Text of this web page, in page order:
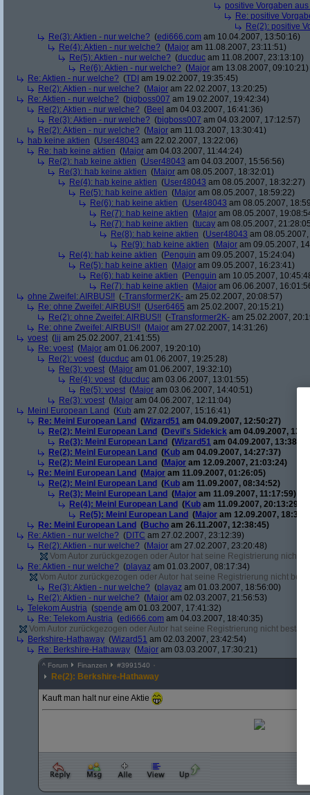
positive Vorgaben
Re: positive
Re(2): positive
Re(3): Aktien - nur welche? (edi666.com am 10.04.2007, 13:50:16)
Re(4): Aktien - nur welche? (Major am 11.08.2007, 23:11:51)
Re(5): Aktien - nur welche? (ducduc am 11.08.2007, 23:13:10)
Re(6): Aktien - nur welche? (Major am 13.08.2007, 09:10:21)
Re: Aktien - nur welche? (TDI am 19.02.2007, 19:35:45)
Re(2): Aktien - nur welche? (Major am 22.02.2007, 13:20:25)
Re: Aktien - nur welche? (bigboss007 am 19.02.2007, 19:42:34)
Re(2): Aktien - nur welche? (Beel am 04.03.2007, 16:41:36)
Re(3): Aktien - nur welche? (bigboss007 am 04.03.2007, 17:12:57)
Re(2): Aktien - nur welche? (Major am 11.03.2007, 13:30:41)
hab keine aktien (User48043 am 22.02.2007, 13:22:06)
Re: hab keine aktien (Major am 04.03.2007, 11:44:24)
Re(2): hab keine aktien (User48043 am 04.03.2007, 15:56:56)
Re(3): hab keine aktien (Major am 08.05.2007, 18:32:01)
Re(4): hab keine aktien (User48043 am 08.05.2007, 18:32:27)
Re(5): hab keine aktien (Major am 08.05.2007, 18:59:22)
Re(6): hab keine aktien (User48043 am 08.05.2007,
Re(7): hab keine aktien (Major am 08.05.2007,
Re(7): hab keine aktien (tucay am 08.05.2007,
Re(8): hab keine aktien (User48043 am
Re(9): hab keine aktien (Major am 09.05.2007,
Re(4): hab keine aktien (Penguin am 09.05.2007, 15:24:04)
Re(5): hab keine aktien (Major am 09.05.2007, 16:23:41)
Re(6): hab keine aktien (Penguin am 10.05.2007,
Re(7): hab keine aktien (Major am 06.06.2007,
ohne Zweifel: AIRBUS!! (-Transformer2K- am 25.02.2007, 20:08:57)
Re: ohne Zweifel: AIRBUS!! (User6465 am 25.02.2007, 20:15:21)
Re(2): ohne Zweifel: AIRBUS!! (-Transformer2K- am 25.02.2007,
Re: ohne Zweifel: AIRBUS!! (Major am 27.02.2007, 14:31:26)
voest ( lij am 25.02.2007, 21:41:55)
Re: voest (Major am 01.06.2007, 19:20:10)
Re(2): voest (ducduc am 01.06.2007, 19:25:28)
Re(3): voest (Major am 01.06.2007, 19:32:10)
Re(4): voest (ducduc am 03.06.2007, 13:01:55)
Re(5): voest (Major am 03.06.2007, 14:40:51)
Re(3): voest (Major am 04.06.2007, 12:11:04)
Meinl European Land (Kub am 27.02.2007, 15:16:41)
Re: Meinl European Land (Wizard51 am 04.09.2007, 12:50:27)
Re(2): Meinl European Land (Devil's Sidekick am 04.09.2007,
Re(3): Meinl European Land (Wizard51 am 04.09.2007,
Re(2): Meinl European Land (Kub am 04.09.2007, 14:27:37)
Re(2): Meinl European Land (Major am 12.09.2007, 21:03:24)
Re: Meinl European Land (Major am 11.09.2007, 01:26:05)
Re(2): Meinl European Land (Kub am 11.09.2007, 08:34:52)
Re(3): Meinl European Land (Major am 11.09.2007, 11:17:59)
Re(4): Meinl European Land (Kub am 11.09.2007, 20:13:29)
Re(5): Meinl European Land (Major am 12.09.2007,
Re: Meinl European Land (Bucho am 26.11.2007, 12:38:45)
Re: Aktien - nur welche? (DITC am 27.02.2007, 23:12:39)
Re(2): Aktien - nur welche? (Major am 27.02.2007, 23:20:48)
Vom Autor zurückgezogen oder Autor hat seine Registrierung nicht
Re: Aktien - nur welche? (playaz am 01.03.2007, 08:17:34)
Vom Autor zurückgezogen oder Autor hat seine Registrierung nicht
Re(3): Aktien - nur welche? (playaz am 01.03.2007, 18:56:00)
Re(2): Aktien - nur welche? (Major am 02.03.2007, 21:56:53)
Telekom Austria (spende am 01.03.2007, 17:41:32)
Re: Telekom Austria (edi666.com am 04.03.2007, 18:40:35)
Vom Autor zurückgezogen oder Autor hat seine Registrierung nicht
Berkshire-Hathaway (Wizard51 am 02.03.2007, 23:42:54)
Re: Berkshire-Hathaway (Major am 03.03.2007, 17:30:21)
^ Forum Finanzen #3991540
Re(2): Berkshire-Hathaway
Kauft man halt nur eine Aktie